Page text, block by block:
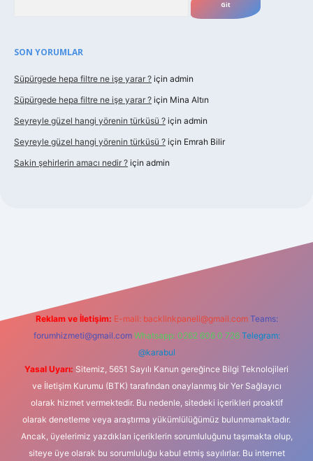
SON YORUMLAR
Süpürgede hepa filtre ne işe yarar ? için admin
Süpürgede hepa filtre ne işe yarar ? için Mina Altın
Seyreyle güzel hangi yörenin türküsü ? için admin
Seyreyle güzel hangi yörenin türküsü ? için Emrah Bilir
Sakin şehirlerin amacı nedir ? için admin
Reklam ve İletişim: E-mail: backlinkpaneli@gmail.com Teams:
forumhizmeti@gmail.com Whatsapp: 0262 606 0 726 Telegram:
@karabul
Yasal Uyarı: Sitemiz, 5651 Sayılı Kanun gereğince Bilgi Teknolojileri
ve İletişim Kurumu (BTK) tarafından onaylanmış bir Yer Sağlayıcı
olarak hizmet vermektedir. Bu nedenle, sitedeki içerikleri proaktif
olarak denetleme veya araştırma yükümlülüğümüz bulunmamaktadır.
Ancak, üyelerimiz yazdıkları içeriklerin sorumluluğunu taşımakta olup,
siteye üye olarak bu sorumluluğu kabul etmiş sayılırlar. Bu internet